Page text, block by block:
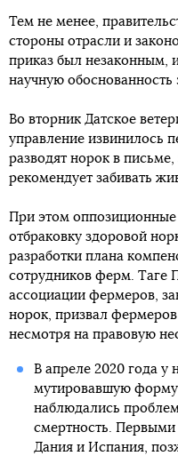
Тем не менее,
стороны отрасли и
приказ был незаконным,
научную обоснованность
Во вторник Датское
управление извинилось
разводят норок в
рекомендует забивать
При этом оппозиционные
отбраковку здоровой
разработки плана
сотрудников ферм. Таге
ассоциации фермеров,
норок, призвал
несмотря на правовую
В апреле 2020 года у
мутировавшую
наблюдались
смертность.
Дания и Испания,